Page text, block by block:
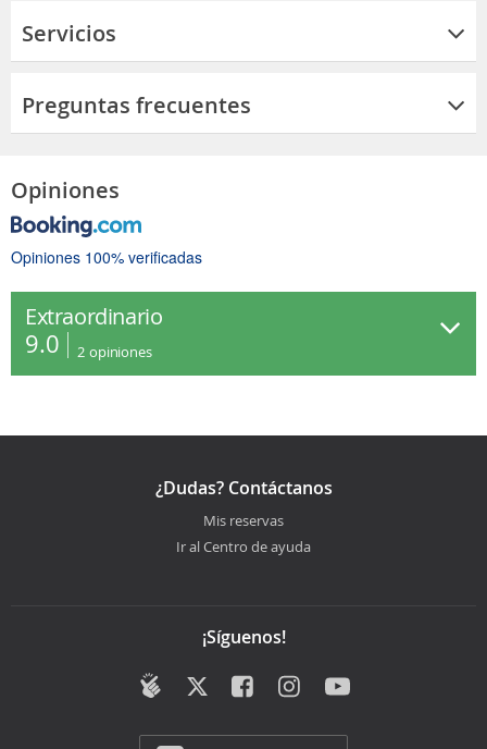
Servicios
Preguntas frecuentes
Opiniones
Opiniones 100% verificadas
Extraordinario
9.0 2 opiniones
¿Dudas? Contáctanos
Mis reservas
Ir al Centro de ayuda
¡Síguenos!